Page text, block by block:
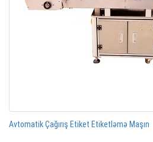
Avtomatik Çağırış Etiket Etiketləmə Maşın